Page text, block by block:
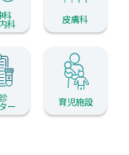
科
科 皮膚科
ー 育児施設